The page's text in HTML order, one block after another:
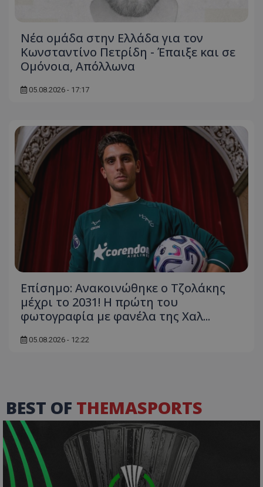
Νέα ομάδα στην Ελλάδα για τον
Κωνσταντίνο Πετρίδη - Έπαιξε και σε
Ομόνοια, Απόλλωνα
05.08.2026 - 17:17
Επίσημο: Ανακοινώθηκε ο Τζολάκης
μέχρι το 2031! Η πρώτη του
φωτογραφία με φανέλα της Χαλ...
05.08.2026 - 12:22
BEST OF THEMASPORTS